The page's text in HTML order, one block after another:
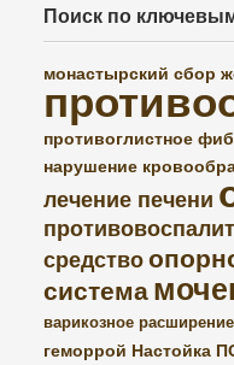
Поиск по
монастырский сбор
противоглистное
нарушение
лечение печени
средство
система
варикозное
геморрой Настойка